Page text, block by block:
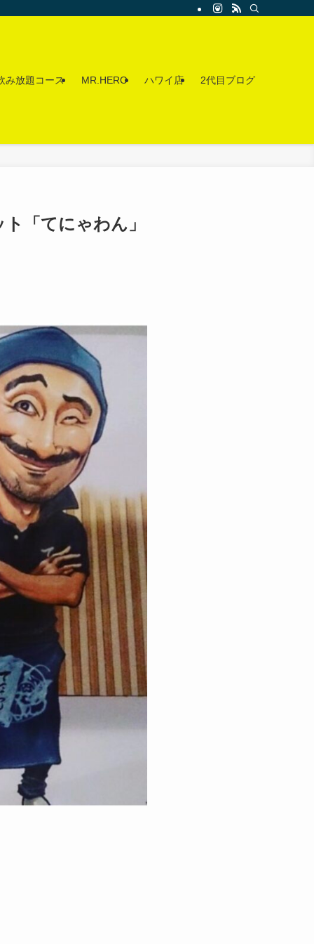
み放題コース MR.HERO ハワイ店 2代目ブログ
「てにゃわん」